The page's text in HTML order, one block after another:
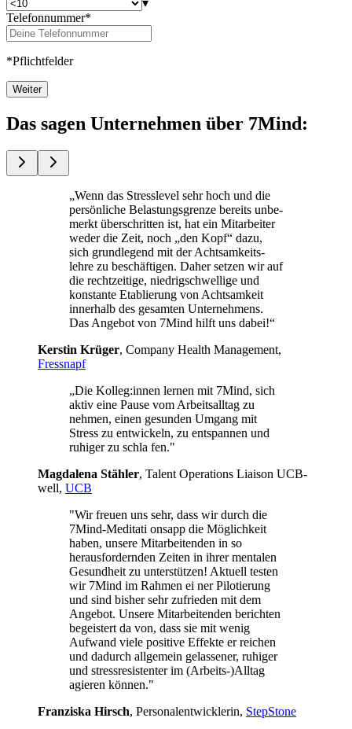
▾
Telefonnummer*
*Pflichtfelder
Weiter
Das sagen Unternehmen über 7Mind:
„Wenn das Stress­le­vel sehr hoch und die
per­sön­li­che Belas­tungs­grenze bereits unbe­
merkt über­schrit­ten ist, hat ein Mit­ar­bei­ter
weder die Zeit, noch „den Kopf“ dazu,
sich grund­le­gend mit der Acht­sam­keits­
lehre zu beschäf­ti­gen. Daher setzen wir auf
die recht­zei­tige, nied­rig­schwel­lige und
kon­stante Eta­blie­rung von Acht­sam­keit
inner­halb des gesam­ten Unterneh­mens.
Das Ange­bot von 7Mind hilft uns dabei!“
Kers­tin Krüger, Com­pany Health Manage­ment,
Fressnapf
„Die Kolleg:innen lernen mit 7Mind, sich
aktiv eine Pause vom Arbeitsalltag zu
nehmen, einen gesunden Umgang mit
Stress zu entwickeln, zu entspannen und
ruhiger zu schla fen."
Mag­da­lena Stäh­ler, Talent Operations Liaison UCB­
well, UCB
"Wir freuen uns sehr, dass wir durch die
7Mind-Meditati onsapp die Möglichkeit
haben, unsere Mitarbeitenden in so
herausfordernden Zeiten in ihrer mentalen
Gesundheit zu unterstützen! Aktuell testen
wir 7Mind im Rahmen ei ner Pilotierung
und sind bisher sehr zufrieden mit dem
Angebot. Unsere Mitarbeitenden berichten
begeistert da von, dass sie mit wenig
Aufwand viele positive Effekte er reichen
und dadurch allgemein gelassener, ruhiger
und stressresistenter im (Arbeits-)Alltag
agieren können."
Franziska Hirsch, Personalentwicklerin, StepStone